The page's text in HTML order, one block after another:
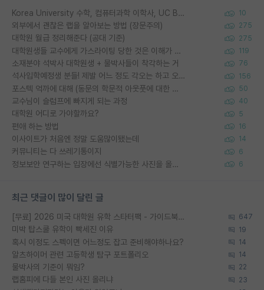
Korea University 수학, 컴퓨터과학 이학사, UC Berkeley 산업공학 대학원 공학박사가 되는 것은 쉽지 않겠죠? 10
외부에서 괜찮은 랩을 알아보는 방법 (장문주의) 275
대학원 월급 정리해준다 (공대 기준) 275
대학원생들 교수에게 가스라이팅 당한 것은 이해가 갑니다. 안타깝네요. 119
소재분야 석박사 대학원생 + 물박사들이 착각하는 거 76
석사입학예정생 분들! 제발 어느 정도 각오는 하고 오세요. 156
포스텍 억까에 대해 (동문의 학문적 아웃풋에 대한 반박) 50
교수님이 슬럼프에 빠지게 되는 과정 40
대학원 어디로 가야할까요? 5
편애 하는 방법 16
이사이트가 처음엔 정말 도움많이됐는데 14
커뮤니티는 다 쓰레기통이지 6
정보보안 연구하는 입장에선 식별가능한 사진을 올리는건 비추이긴함 6
최근 댓글이 많이 달린 글
[무료] 2026 미국 대학원 유학 스타터팩 - 가이드북 & 합격자 컨택메일 템플릿 647
미박 탑스쿨 유학이 빡세진 이유 19
혹시 이정도 스펙이면 어느정도 잡고 준비해야하나요? 14
알츠하이머 관련 고등학생 탐구 포트폴리오 14
물박사의 기준이 뭐임? 22
랩홈피에 다들 본인 사진 올리냐 23